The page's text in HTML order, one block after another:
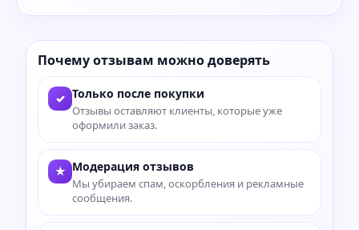
Почему отзывам можно доверять
✓ Только после покупки
Отзывы оставляют клиенты, которые уже
оформили заказ.
★ Модерация отзывов
Мы убираем спам, оскорбления и рекламные
сообщения.